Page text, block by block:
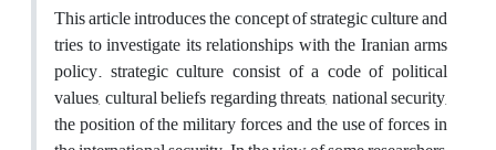
This article introduces the concept of strategic culture and
tries to investigate its relationships with the Iranian arms
policy. strategic culture consist of a code of political
values, cultural beliefs regarding threats, national security,
the position of the military forces and the use of forces in